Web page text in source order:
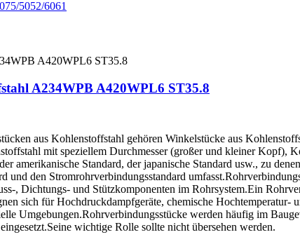
5052/6061
A234WPB A420WPL6 ST35.8
aus Kohlenstoffstahl gehören Winkelstücke aus
mit speziellem Durchmesser (großer und kleiner
amerikanische Standard, der japanische Standard usw., zu
und den Stromrohrverbindungsstandard
, Dichtungs- und Stützkomponenten im Rohrsystem.Ein
sich für Hochdruckdampfgeräte, chemische
Umgebungen.Rohrverbindungsstücke werden häufig im
wichtige Rolle sollte nicht übersehen werden.